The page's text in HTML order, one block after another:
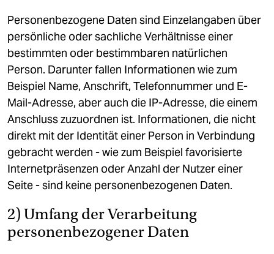
Personenbezogene Daten sind Einzelangaben über
persönliche oder sachliche Verhältnisse einer
bestimmten oder bestimmbaren natürlichen
Person. Darunter fallen Informationen wie zum
Beispiel Name, Anschrift, Telefonnummer und E-
Mail-Adresse, aber auch die IP-Adresse, die einem
Anschluss zuzuordnen ist. Informationen, die nicht
direkt mit der Identität einer Person in Verbindung
gebracht werden - wie zum Beispiel favorisierte
Internetpräsenzen oder Anzahl der Nutzer einer
Seite - sind keine personenbezogenen Daten.
2) Umfang der Verarbeitung
personenbezogener Daten